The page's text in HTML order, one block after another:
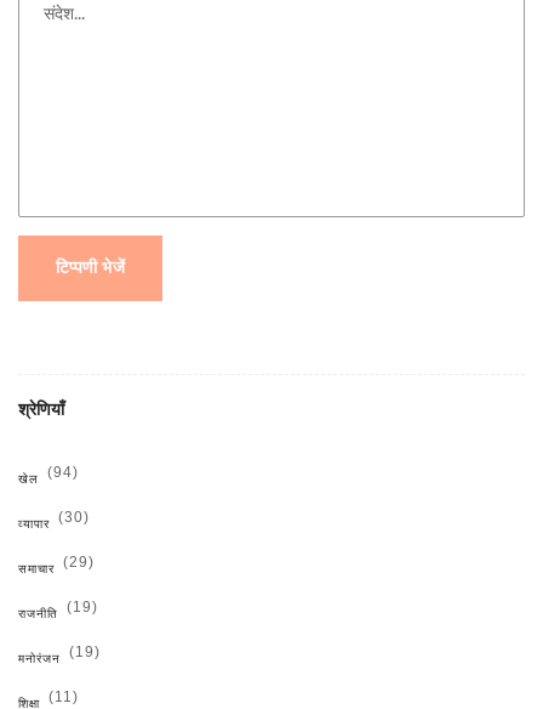
टिप्पणी भेजें
श्रेणियाँ
खेल (94)
व्यापार (30)
समाचार (29)
राजनीति (19)
मनोरंजन (19)
शिक्षा (11)